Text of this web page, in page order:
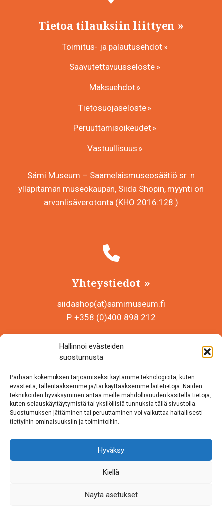
Hallinnoi evästeiden
suostumusta
Parhaan kokemuksen tarjoamiseksi käytämme teknologioita, kuten
evästeitä, tallentaaksemme ja/tai käyttääksemme laitetietoja. Näiden
tekniikoiden hyväksyminen antaa meille mahdollisuuden käsitellä tietoja,
kuten selauskäyttäytymistä tai yksilöllisiä tunnuksia tällä sivustolla.
Suostumuksen jättäminen tai peruuttaminen voi vaikuttaa haitallisesti
tiettyihin ominaisuuksiin ja toimintoihin.
Hyväksy
Kiellä
Näytä asetukset
Tietoa tilauksiin liittyen
Toimitus- ja palautusehdot
Saavutettavuusseloste
Maksuehdot
Tietosuojaseloste
Peruuttamisoikeudet
Vastuullisuus
Sámi Museum – Saamelaismuseosäätiö sr.:n
ylläpitämän museokaupan, Siida Shopin, myynti on
arvonlisäverotonta (KHO 2016:128.)
Yhteystiedot
siidashop(at)samimuseum.fi
P. +358 (0)400 898 212
Y-tunnus 0625907-2
Inarintie 46
99870 Inari
Löydät meidät myös somesta!
Instagram
Facebook